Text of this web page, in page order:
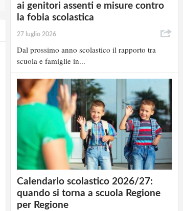
ai genitori assenti e misure contro
la fobia scolastica
27 luglio 2026
Dal prossimo anno scolastico il rapporto tra
scuola e famiglie in...
Calendario scolastico 2026/27:
quando si torna a scuola Regione
per Regione